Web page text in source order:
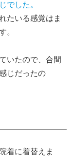
でした。
たいる感覚はま
。
いたので、合間
じだったの
着に着替えま